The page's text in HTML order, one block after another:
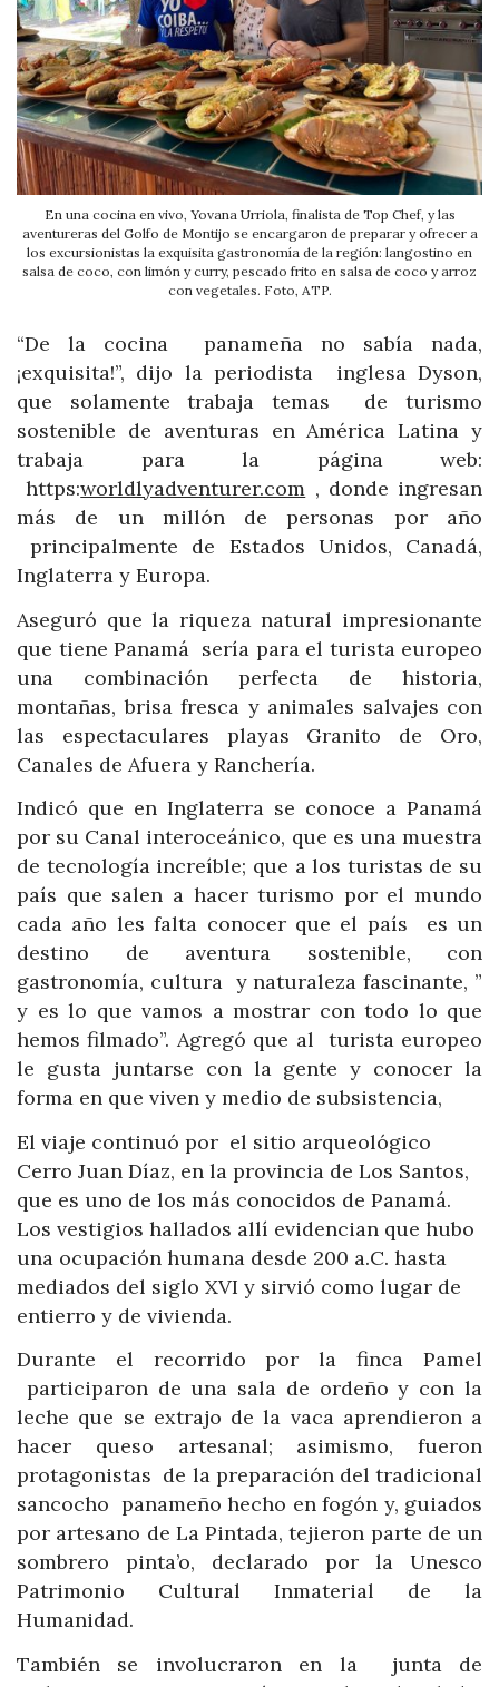
En una cocina en vivo, Yovana Urriola, finalista de Top Chef, y las
aventureras del Golfo de Montijo se encargaron de preparar y ofrecer a
los excursionistas la exquisita gastronomía de la región: langostino en
salsa de coco, con limón y curry, pescado frito en salsa de coco y arroz
con vegetales. Foto, ATP.
“De la cocina panameña no sabía nada,
¡exquisita!”, dijo la periodista inglesa Dyson,
que solamente trabaja temas de turismo
sostenible de aventuras en América Latina y
trabaja para la página web:
https:worldlyadventurer.com , donde ingresan
más de un millón de personas por año
principalmente de Estados Unidos, Canadá,
Inglaterra y Europa.
Aseguró que la riqueza natural impresionante
que tiene Panamá sería para el turista europeo
una combinación perfecta de historia,
montañas, brisa fresca y animales salvajes con
las espectaculares playas Granito de Oro,
Canales de Afuera y Ranchería.
Indicó que en Inglaterra se conoce a Panamá
por su Canal interoceánico, que es una muestra
de tecnología increíble; que a los turistas de su
país que salen a hacer turismo por el mundo
cada año les falta conocer que el país es un
destino de aventura sostenible, con
gastronomía, cultura y naturaleza fascinante, ”
y es lo que vamos a mostrar con todo lo que
hemos filmado”. Agregó que al turista europeo
le gusta juntarse con la gente y conocer la
forma en que viven y medio de subsistencia,
El viaje continuó por el sitio arqueológico
Cerro Juan Díaz, en la provincia de Los Santos,
que es uno de los más conocidos de Panamá.
Los vestigios hallados allí evidencian que hubo
una ocupación humana desde 200 a.C. hasta
mediados del siglo XVI y sirvió como lugar de
entierro y de vivienda.
Durante el recorrido por la finca Pamel
participaron de una sala de ordeño y con la
leche que se extrajo de la vaca aprendieron a
hacer queso artesanal; asimismo, fueron
protagonistas de la preparación del tradicional
sancocho panameño hecho en fogón y, guiados
por artesano de La Pintada, tejieron parte de un
sombrero pinta’o, declarado por la Unesco
Patrimonio Cultural Inmaterial de la
Humanidad.
También se involucraron en la junta de